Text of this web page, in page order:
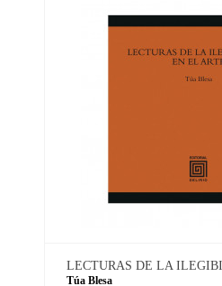
LECTURAS DE LA
Túa Blesa